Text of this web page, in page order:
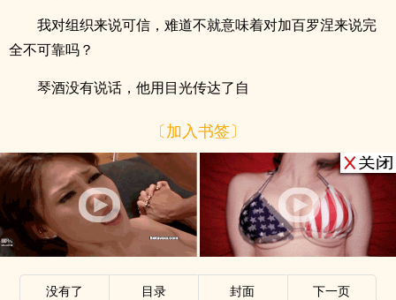
我对组织来说可信，难道不就意味着对加百罗涅来说完
全不可靠吗？
琴酒没有说话，他用目光传达了自
〔加入书签〕
没有了 目录 封面 下一页